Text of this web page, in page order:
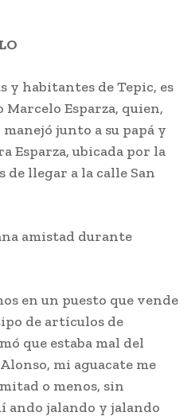
y habitantes de Tepic, es
Esparza, quien,
junto a su papá y
Esparza, ubicada por la
de llegar a la calle San
amistad durante
en un puesto que vende
de artículos de
que estaba mal del
mi aguacate me
o menos, sin
ando jalando y jalando